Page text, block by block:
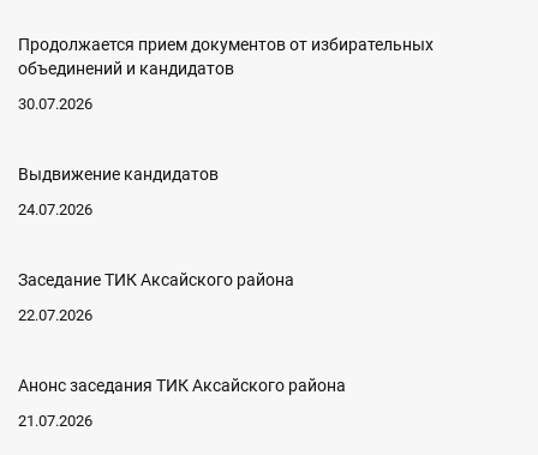
Продолжается прием документов от избирательных
объединений и кандидатов
30.07.2026
Выдвижение кандидатов
24.07.2026
Заседание ТИК Аксайского района
22.07.2026
Анонс заседания ТИК Аксайского района
21.07.2026